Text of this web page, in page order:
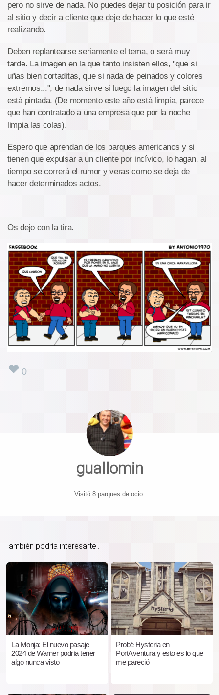
pero no sirve de nada. No puedes dejar tu posición para ir
al sitio y decir a cliente que deje de hacer lo que esté
realizando.
Deben replantearse seriamente el tema, o será muy
tarde. La imagen en la que tanto insisten ellos, "que si
uñas bien cortaditas, que si nada de peinados y colores
extremos...", de nada sirve si luego la imagen del sitio
está pintada. (De momento este año está limpia, parece
que han contratado a una empresa que por la noche
limpia las colas).
Espero que aprendan de los parques americanos y si
tienen que expulsar a un cliente por incívico, lo hagan, al
tiempo se correrá el rumor y veras como se deja de
hacer determinados actos.
Os dejo con la tira.
0
guallomin
Visitó 8 parques de ocio.
También podría interesarte...
La Monja: El nuevo pasaje
2024 de Warner podría tener
algo nunca visto
Probé Hysteria en
PortAventura y esto es lo que
me pareció